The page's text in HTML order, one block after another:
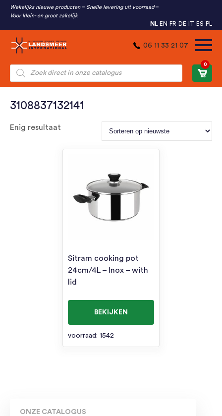
Wekelijks nieuwe producten
Snelle levering uit voorraad
Voor klein- en groot zakelijk
NL EN FR DE IT ES PL
06 11 33 21 07
Producten
zoeken
0
ONZE CATALOGUS
3108837132141
Enig resultaat
Sitram cooking pot
24cm/4L – Inox – with
lid
BEKIJKEN
voorraad: 1542